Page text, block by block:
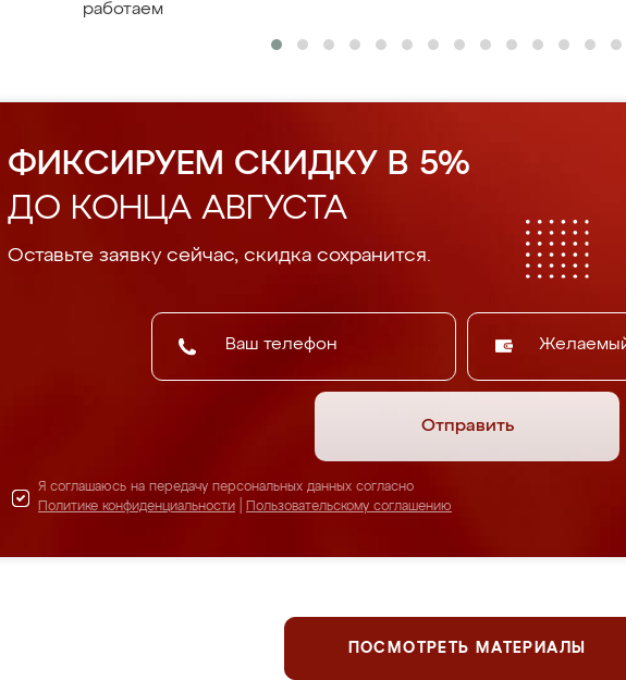
работаем
ФИКСИРУЕМ СКИДКУ В 5%
ДО КОНЦА АВГУСТА
Оставьте заявку сейчас, скидка сохранится.
Отправить
Я соглашаюсь на передачу персональных данных согласно
Политике конфиденциальности
Пользовательскому соглашению
ПОСМОТРЕТЬ МАТЕРИАЛЫ